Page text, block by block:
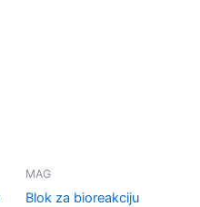
MAG
Blok za bioreakciju